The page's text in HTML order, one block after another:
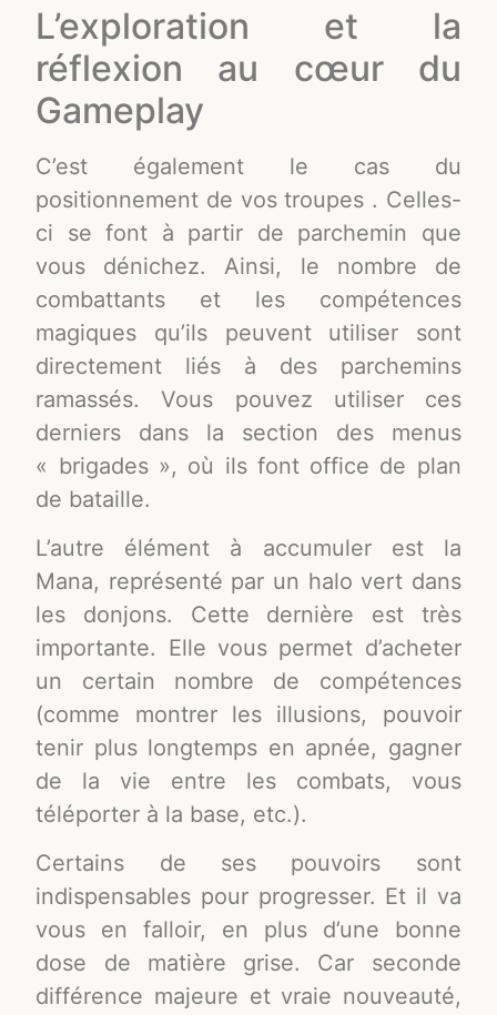
L’exploration et la
réflexion au cœur du
Gameplay
C’est également le cas du
positionnement de vos troupes . Celles-
ci se font à partir de parchemin que
vous dénichez. Ainsi, le nombre de
combattants et les compétences
magiques qu’ils peuvent utiliser sont
directement liés à des parchemins
ramassés. Vous pouvez utiliser ces
derniers dans la section des menus
« brigades », où ils font office de plan
de bataille.
L’autre élément à accumuler est la
Mana, représenté par un halo vert dans
les donjons. Cette dernière est très
importante. Elle vous permet d’acheter
un certain nombre de compétences
(comme montrer les illusions, pouvoir
tenir plus longtemps en apnée, gagner
de la vie entre les combats, vous
téléporter à la base, etc.).
Certains de ses pouvoirs sont
indispensables pour progresser. Et il va
vous en falloir, en plus d’une bonne
dose de matière grise. Car seconde
différence majeure et vraie nouveauté,